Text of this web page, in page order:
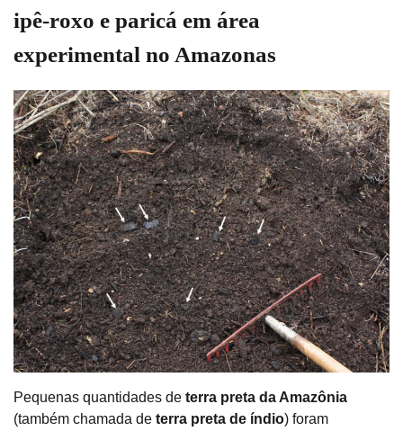
ipê-roxo e paricá em área
experimental no Amazonas
Pequenas quantidades de terra preta da Amazônia
(também chamada de terra preta de índio) foram